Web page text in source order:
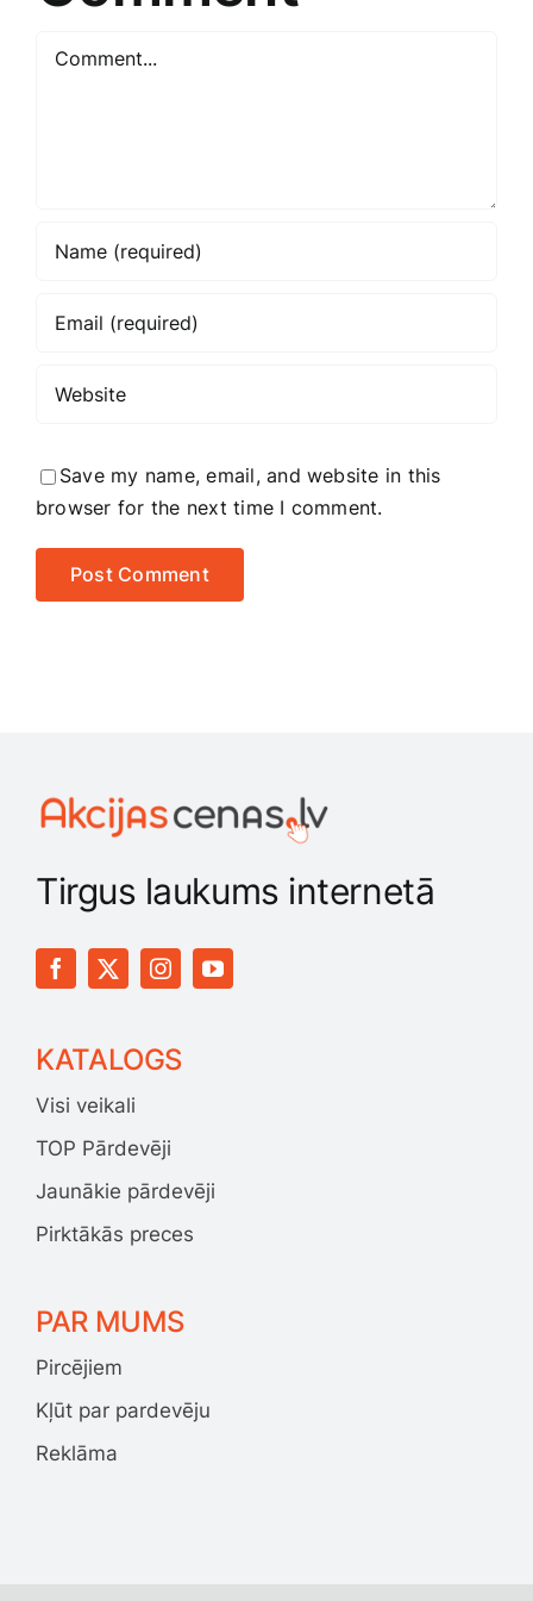
Comment
Save my name, email, and website in this
browser for the next time I comment.
Tirgus laukums internetā
KATALOGS
Visi veikali
TOP Pārdevēji
Jaunākie pārdevēji
Pirktākās preces
PAR MUMS
Pircējiem
Kļūt par pardevēju
Reklāma